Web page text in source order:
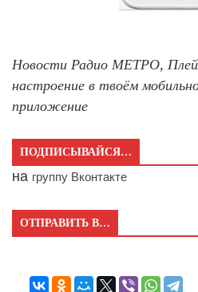
Новости Радио МЕТРО,
настроение в твоём
приложение
ПОДПИСЫВАЙСЯ…
на группу Вконтакте
ОТПРАВИТЬ В…